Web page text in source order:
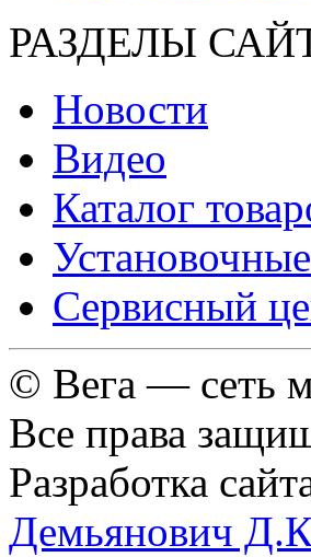
РАЗДЕЛЫ
Новости
Видео
Каталог
Сервисный
© Вега — сеть
Все права
Разработка
Демьянович